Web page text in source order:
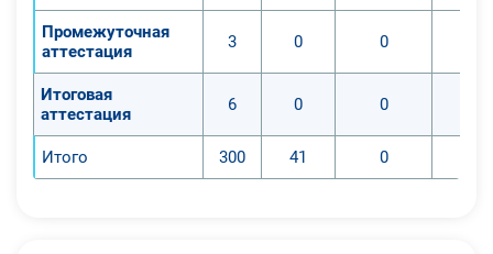
Промежуточная
аттестация
3 0 0
Итоговая
аттестация
6 0 0
Итого 300 41 0